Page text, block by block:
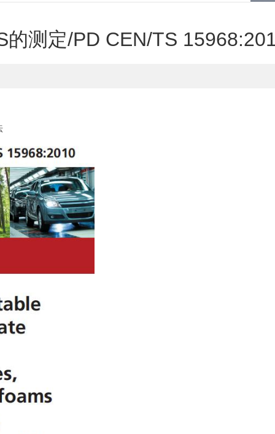
测定/PD CEN/TS